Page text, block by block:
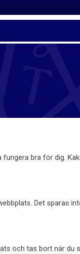
bra för dig.
Det sparas
och tas bort när du